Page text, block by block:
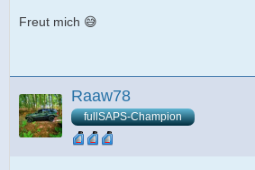
Freut mich 😅
Raaw78
fullSAPS-Champion